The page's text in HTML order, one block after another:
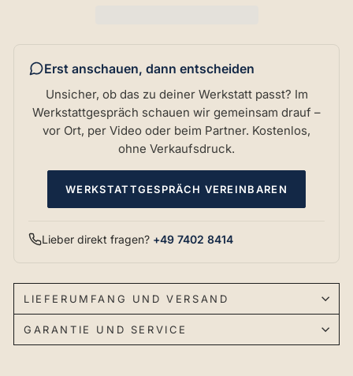
Erst anschauen, dann entscheiden
Unsicher, ob das zu deiner Werkstatt passt? Im
Werkstattgespräch schauen wir gemeinsam drauf –
vor Ort, per Video oder beim Partner. Kostenlos,
ohne Verkaufsdruck.
WERKSTATTGESPRÄCH VEREINBAREN
Lieber direkt fragen? +49 7402 8414
LIEFERUMFANG UND VERSAND
GARANTIE UND SERVICE